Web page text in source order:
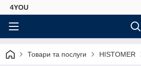
4YOU
Товари та послуги HISTOMER